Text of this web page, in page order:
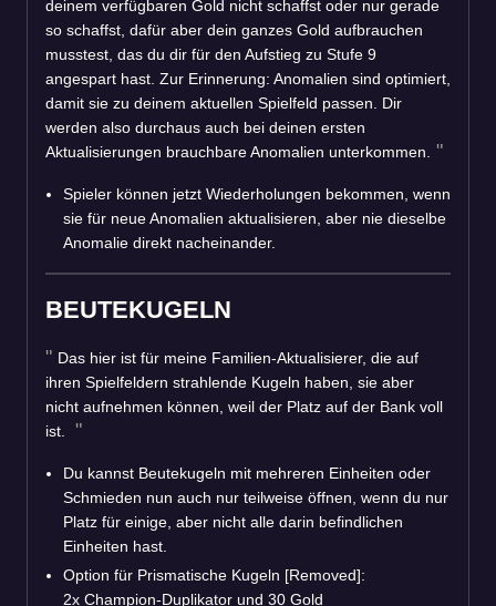
deinem verfügbaren Gold nicht schaffst oder nur gerade
so schaffst, dafür aber dein ganzes Gold aufbrauchen
musstest, das du dir für den Aufstieg zu Stufe 9
angespart hast. Zur Erinnerung: Anomalien sind optimiert,
damit sie zu deinem aktuellen Spielfeld passen. Dir
werden also durchaus auch bei deinen ersten
Aktualisierungen brauchbare Anomalien unterkommen.
Spieler können jetzt Wiederholungen bekommen, wenn
sie für neue Anomalien aktualisieren, aber nie dieselbe
Anomalie direkt nacheinander.
BEUTEKUGELN
Das hier ist für meine Familien-Aktualisierer, die auf
ihren Spielfeldern strahlende Kugeln haben, sie aber
nicht aufnehmen können, weil der Platz auf der Bank voll
ist.
Du kannst Beutekugeln mit mehreren Einheiten oder
Schmieden nun auch nur teilweise öffnen, wenn du nur
Platz für einige, aber nicht alle darin befindlichen
Einheiten hast.
Option für Prismatische Kugeln [Removed]:
2x Champion-Duplikator und 30 Gold